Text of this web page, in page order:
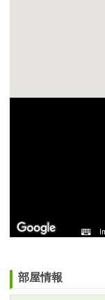
部屋情報